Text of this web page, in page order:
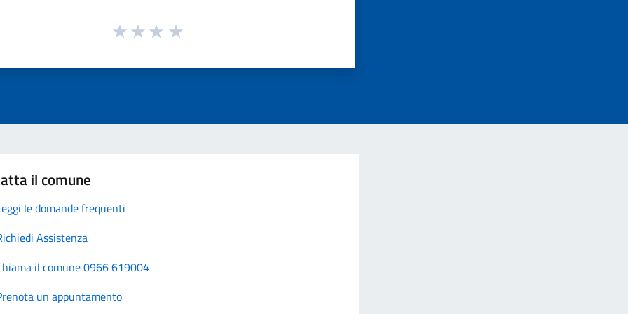
il comune
le domande frequenti
Assistenza
il comune 0966 619004
un appuntamento